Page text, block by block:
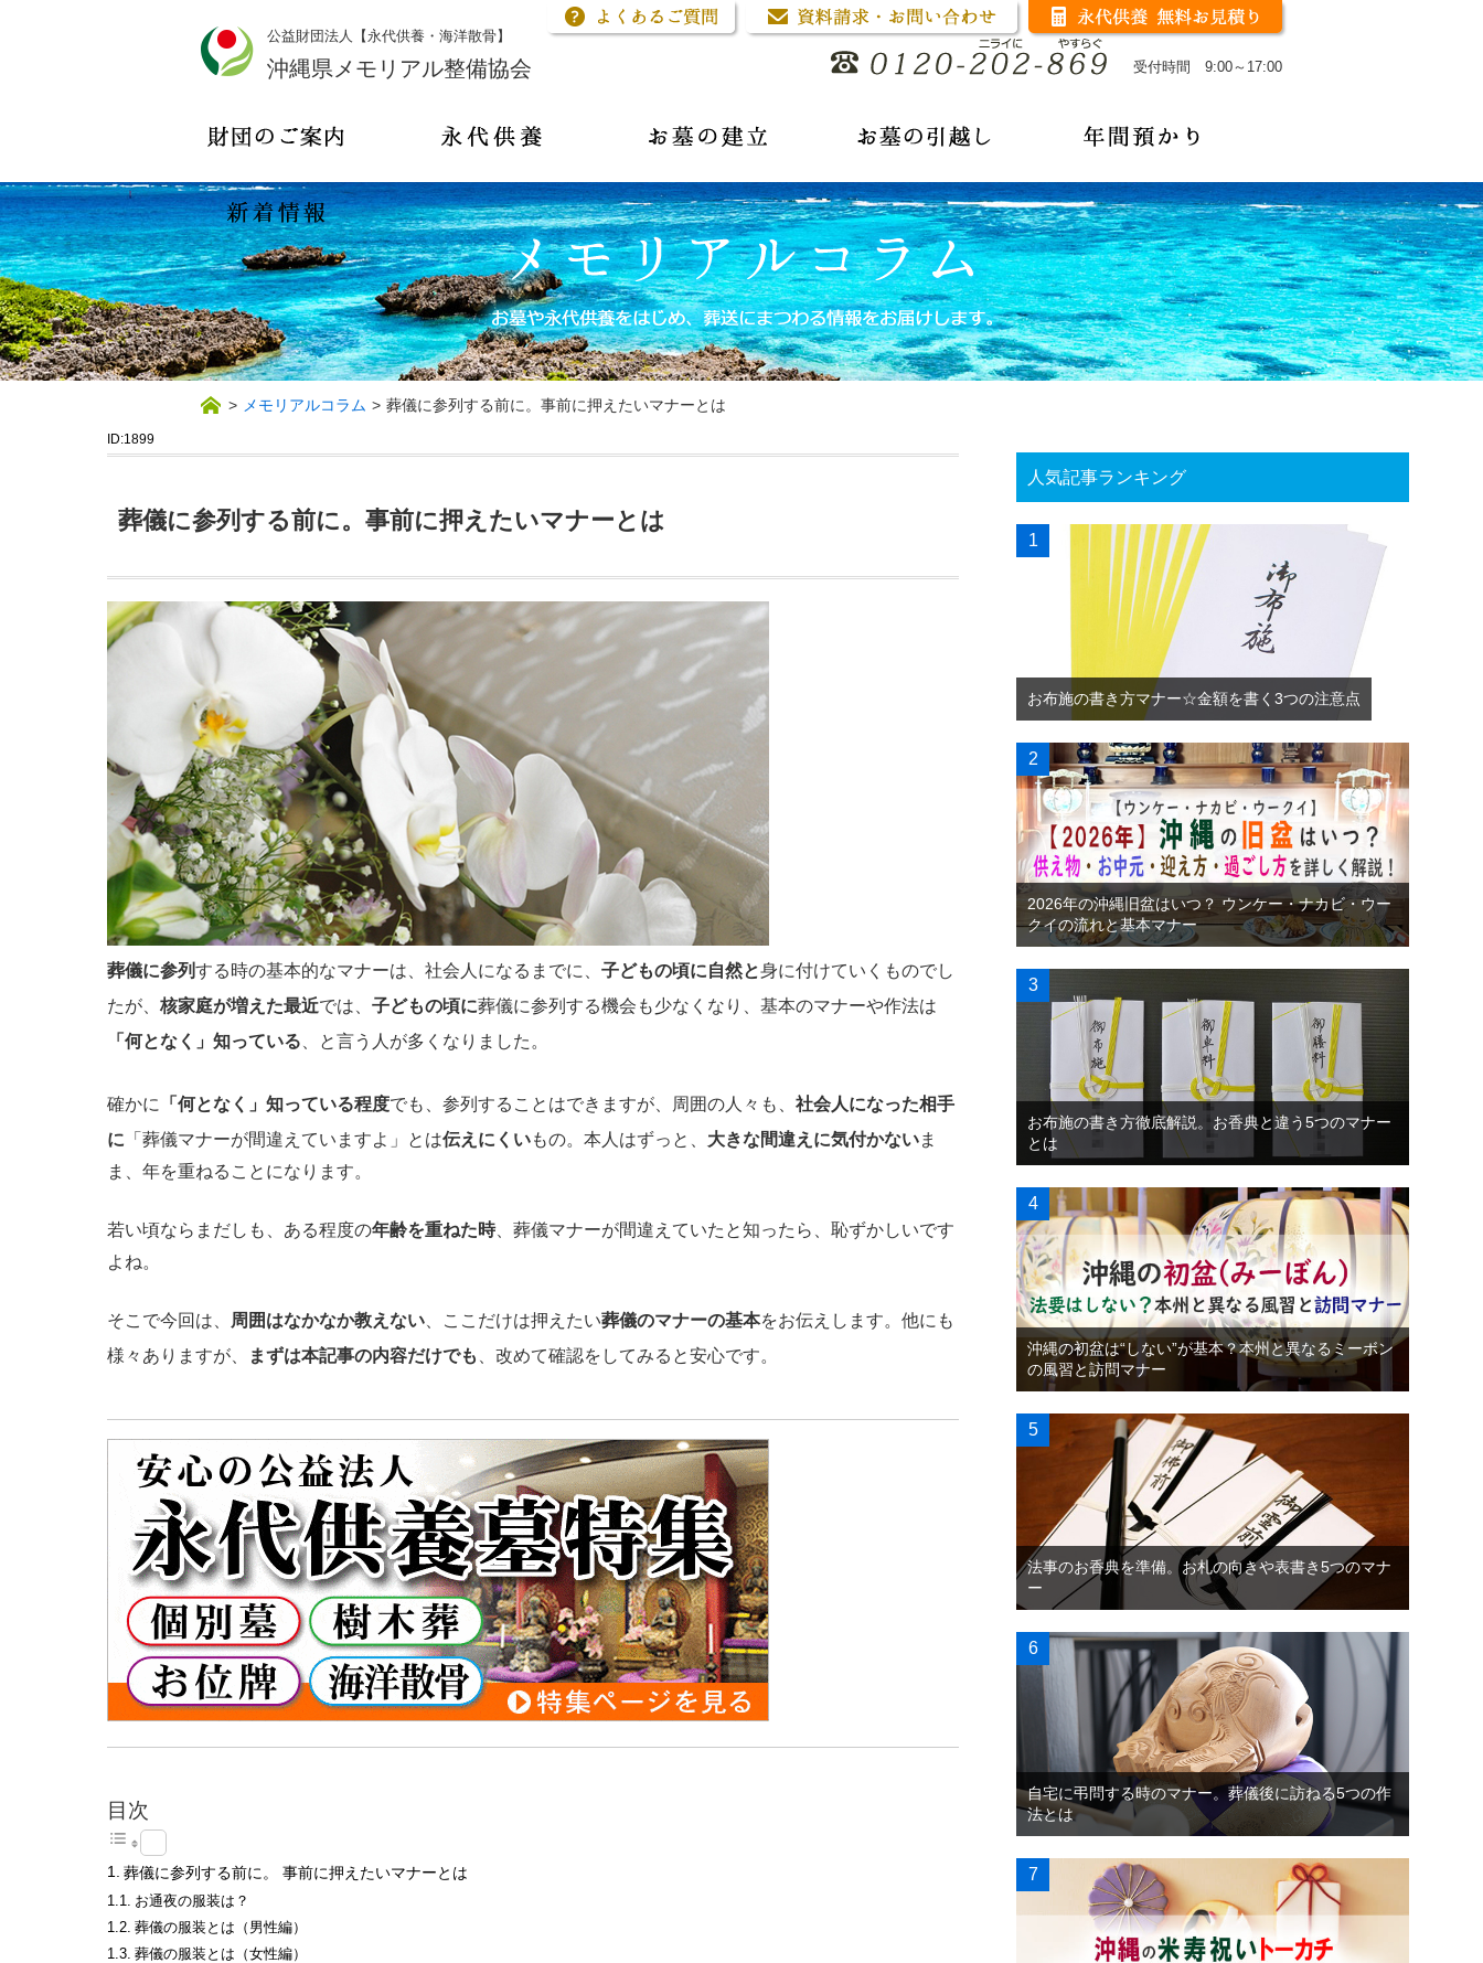
公益財団法人【永代供養・海洋散骨】
沖縄県メモリアル整備協会 受付時間 9:00～17:00
> メモリアルコラム > 葬儀に参列する前に。事前に押えたいマナーとは
ID:1899
葬儀に参列する前に。事前に押えたいマナーとは
葬儀に参列する時の基本的なマナーは、社会人になるまでに、 子どもの頃に自然と身に付けていくものでし
たが、 核家庭が増えた最近では、 子どもの頃に葬儀に参列する機会も少なくなり、基本のマナーや作法は
「何となく」知っている 、と言う人が多くなりました。
確かに 「何となく」知っている程度でも、参列することはできますが、周囲の人々も、 社会人になった相手
に 「葬儀マナーが間違えていますよ」とは伝えにくいもの。本人はずっと、 大きな間違えに気付かないま
ま、年を重ねることになります。
若い頃ならまだしも、ある程度の年齢を重ねた時、葬儀マナーが間違えていたと知ったら、恥ずかしいです
よね。
そこで今回は、 周囲はなかなか教えない 、ここだけは押えたい葬儀のマナーの基本をお伝えします。他にも
様々ありますが、
まずは本記事の内容だけでも 、改めて確認をしてみると安心です。
目次
葬儀に参列する前に。 事前に押えたいマナーとは
お通夜の服装は？
葬儀の服装とは（男性編）
葬儀の服装とは（女性編）
人気記事ランキング
お布施の書き方マナー☆金額を書く3つの注意点
2026年の沖縄旧盆はいつ？ ウンケー・ナカビ・ウー
クイの流れと基本マナー
お布施の書き方徹底解説。お香典と違う5つのマナー
とは
沖縄の初盆は“しない”が基本？本州と異なるミーボン
の風習と訪問マナー
法事のお香典を準備。お札の向きや表書き5つのマナ
ー
自宅に弔問する時のマナー。葬儀後に訪ねる5つの作
法とは